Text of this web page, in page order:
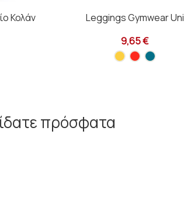
Κολάν
Leggings Gymwear Uni
9,65 €
πρόσφατα